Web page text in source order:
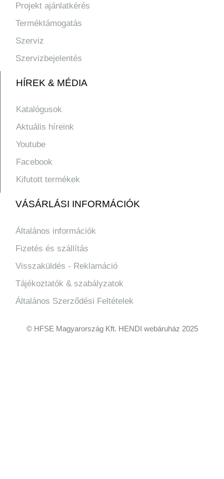
Projekt ajánlatkérés
Terméktámogatás
Szerviz
Szervizbejelentés
HÍREK & MÉDIA
Katalógusok
Aktuális híreink
Youtube
Facebook
Kifutott termékek
VÁSÁRLÁSI INFORMÁCIÓK
Általános információk
Fizetés és szállítás
Visszaküldés - Reklamáció
Tájékoztatók & szabályzatok
Általános Szerződési Feltételek
© HFSE Magyarország Kft. HENDI webáruház 2025